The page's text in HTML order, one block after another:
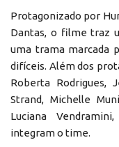
Protagonizado por
Dantas, o filme traz
uma trama marcada
difíceis. Além dos
Roberta Rodrigues,
Strand, Michelle
Luciana
integram o time.